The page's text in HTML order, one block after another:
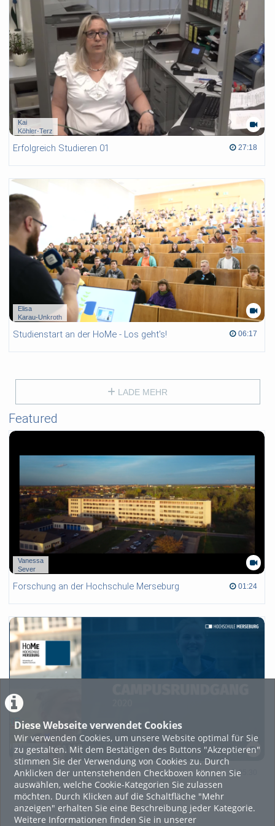
Diese Webseite verwendet Cookies
Wir verwenden Cookies, um unsere Website optimal für Sie
zu gestalten. Mit dem Bestätigen des Buttons "Akzeptieren"
stimmen Sie der Verwendung von Cookies zu. Durch
Anklicken der untenstehenden Checkboxen können Sie
auswählen, welche Cookie-Kategorien Sie zulassen
möchten. Durch Klicken auf die Schaltfläche "Mehr
anzeigen" erhalten Sie eine Beschreibung jeder Kategorie.
Weitere Informationen finden Sie in unserer
Kai
Köhler-Terz
Erfolgreich Studieren 01 27:18
27:18 duration
Elisa
Karau-Unkroth
Studienstart an der HoMe - Los geht's! 06:17
06:17 duration
LADE MEHR
Featured
Vanessa
Sever
Forschung an der Hochschule Merseburg 01:24
01:24 duration
Manuela
Staudte
Campusrundgang 2020 05:30
05:30 duration